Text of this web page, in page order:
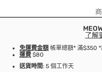
了解
免運費金額 帳單總額* 滿$350
運費 $80
送貨時間: 5 個工作天